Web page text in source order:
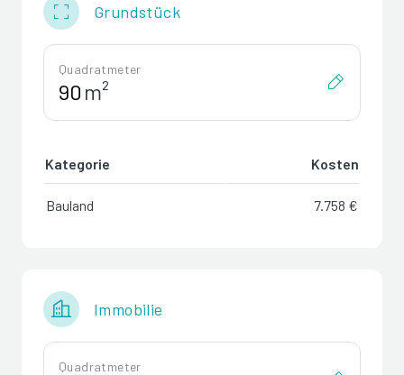
Grundstück
Quadratmeter
m²
Kategorie Kosten
Bauland 7.758 €
Immobilie
Quadratmeter